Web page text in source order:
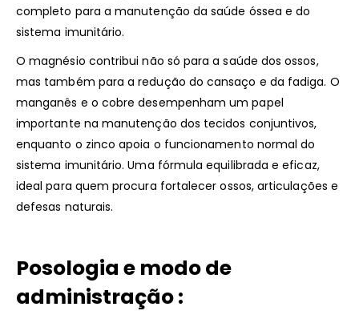
completo para a manutenção da saúde óssea e do
sistema imunitário.
O magnésio contribui não só para a saúde dos ossos,
mas também para a redução do cansaço e da fadiga. O
manganês e o cobre desempenham um papel
importante na manutenção dos tecidos conjuntivos,
enquanto o zinco apoia o funcionamento normal do
sistema imunitário. Uma fórmula equilibrada e eficaz,
ideal para quem procura fortalecer ossos, articulações e
defesas naturais.
Posologia e modo de
administração :